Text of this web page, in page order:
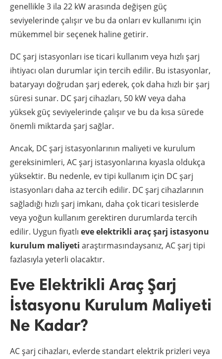
genellikle 3 ila 22 kW arasında değişen güç
seviyelerinde çalışır ve bu da onları ev kullanımı için
mükemmel bir seçenek haline getirir.
DC şarj istasyonları ise ticari kullanım veya hızlı şarj
ihtiyacı olan durumlar için tercih edilir. Bu istasyonlar,
bataryayı doğrudan şarj ederek, çok daha hızlı bir şarj
süresi sunar. DC şarj cihazları, 50 kW veya daha
yüksek güç seviyelerinde çalışır ve bu da kısa sürede
önemli miktarda şarj sağlar.
Ancak, DC şarj istasyonlarının maliyeti ve kurulum
gereksinimleri, AC şarj istasyonlarına kıyasla oldukça
yüksektir. Bu nedenle, ev tipi kullanım için DC şarj
istasyonları daha az tercih edilir. DC şarj cihazlarının
sağladığı hızlı şarj imkanı, daha çok ticari tesislerde
veya yoğun kullanım gerektiren durumlarda tercih
edilir. Uygun fiyatlı eve elektrikli araç şarj istasyonu
kurulum maliyeti araştırmasındaysanız, AC şarj tipi
fazlasıyla yeterli olacaktır.
Eve Elektrikli Araç Şarj
İstasyonu Kurulum Maliyeti
Ne Kadar?
AC şarj cihazları, evlerde standart elektrik prizleri veya